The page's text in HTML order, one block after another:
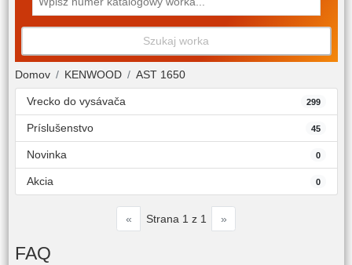
Szukaj worka
Domov KENWOOD AST 1650
Vrecko do vysávača 299
Príslušenstvo 45
Novinka 0
Akcia 0
« Strana 1 z 1 »
FAQ